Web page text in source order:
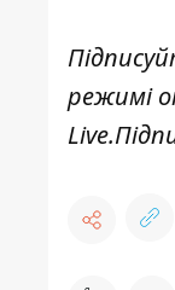
режимі
Live